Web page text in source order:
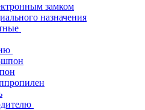
замком
назначения